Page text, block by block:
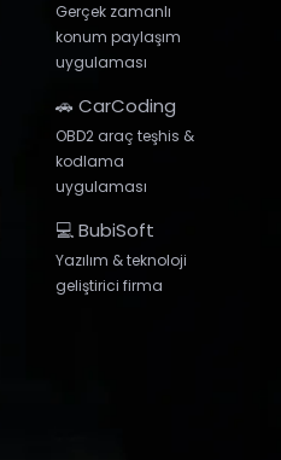
Gerçek zamanlı
konum paylaşım
uygulaması
🚗 CarCoding
OBD2 araç teşhis &
kodlama
uygulaması
💻 BubiSoft
Yazılım & teknoloji
geliştirici firma